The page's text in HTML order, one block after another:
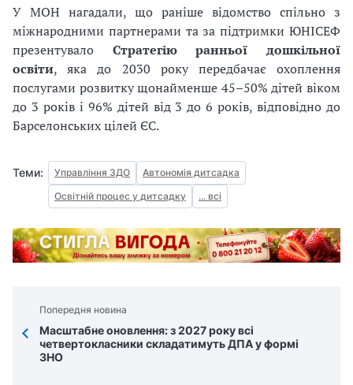
У МОН нагадали, що раніше відомство спільно з
міжнародними партнерами та за підтримки ЮНІСЕФ
презентувало Стратегію ранньої дошкільної
освіти, яка до 2030 року передбачає охоплення
послугами розвитку щонайменше 45–50% дітей віком
до 3 років і 96% дітей від 3 до 6 років, відповідно до
Барселонських цілей ЄС.
Теми: Управління ЗДО
Автономія дитсадка
Освітній процес у дитсадку
... всі
Попередня новина
Масштабне оновлення: з 2027 року всі
четвертокласники складатимуть ДПА у формі
ЗНО